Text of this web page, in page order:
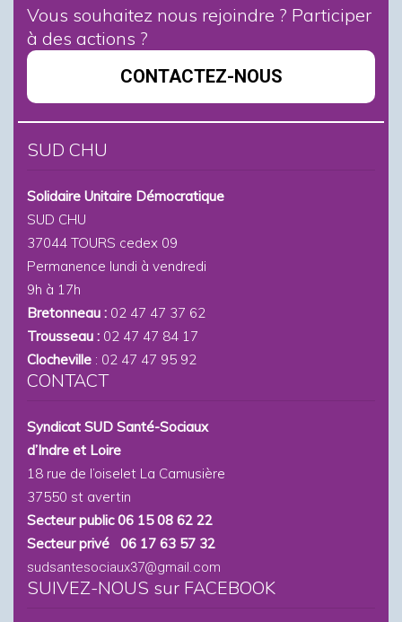
Vous souhaitez nous rejoindre ? Participer
à des actions ?
CONTACTEZ-NOUS
SUD CHU
Solidaire Unitaire Démocratique
SUD CHU
37044 TOURS cedex 09
Permanence lundi à vendredi
9h à 17h
Bretonneau : 02 47 47 37 62
Trousseau : 02 47 47 84 17
Clocheville : 02 47 47 95 92
CONTACT
Syndicat SUD Santé-Sociaux
d’Indre et Loire
18 rue de l’oiselet La Camusière
37550 st avertin
Secteur public 06 15 08 62 22
Secteur privé 06 17 63 57 32
sudsantesociaux37@gmail.com
SUIVEZ-NOUS sur FACEBOOK